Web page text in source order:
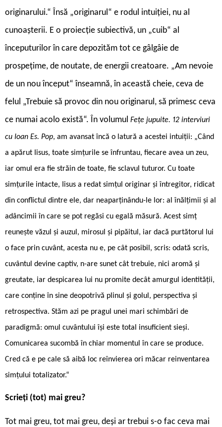
originarului.“ Însă „originarul“ e rodul intuiției, nu al
cunoașterii. E o proiecție subiectivă, un „cuib“ al
începuturilor în care depozităm tot ce gâlgâie de
prospețime, de noutate, de energii creatoare. „Am nevoie
de un nou început“ înseamnă, în această cheie, ceva de
felul „Trebuie să provoc din nou originarul, să primesc ceva
ce numai acolo există“. În volumul Fețe jupuite. 12 interviuri
cu Ioan Es. Pop, am avansat încă o latură a acestei intuiții: „Când
a apărut Iisus, toate simţurile se înfruntau, fiecare avea un zeu,
iar omul era fie străin de toate, fie sclavul tuturor. Cu toate
simţurile intacte, Iisus a redat simţul originar şi întregitor, ridicat
din conflictul dintre ele, dar neaparţinându-le lor: al înălţimii şi al
adâncimii în care se pot regăsi cu egală măsură. Acest simţ
reuneşte văzul şi auzul, mirosul şi pipăitul, iar dacă purtătorul lui
o face prin cuvânt, acesta nu e, pe cât posibil, scris: odată scris,
cuvântul devine captiv, n-are sunet cât trebuie, nici aromă şi
greutate, iar despicarea lui nu promite decât amurgul identităţii,
care conţine în sine deopotrivă plinul şi golul, perspectiva şi
retrospectiva. Stăm azi pe pragul unei mari schimbări de
paradigmă: omul cuvântului îşi este total insuficient sieşi.
Comunicarea sucombă în chiar momentul în care se produce.
Cred că e pe cale să aibă loc reînvierea ori măcar reinventarea
simţului totalizator.“
Scrieți (tot) mai greu?
Tot mai greu, tot mai greu, deși ar trebui s-o fac ceva mai